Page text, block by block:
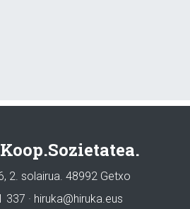
2. solairua. 48992 Getxo
337 · hiruka@hiruka.eus